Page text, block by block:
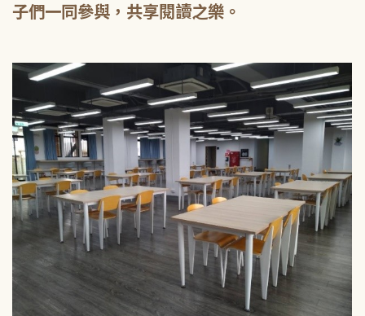
子們一同參與，共享閱讀之樂。